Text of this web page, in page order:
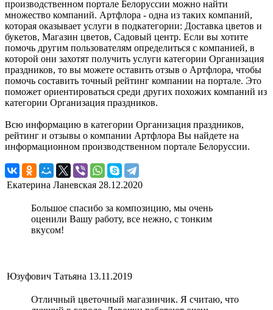
производственном портале Белоруссии можно найти
множество компаний. Артфлора - одна из таких компаний,
которая оказывает услуги в подкатегории: Доставка цветов и
букетов, Магазин цветов, Садовый центр. Если вы хотите
помочь другим пользователям определиться с компанией, в
которой они захотят получить услуги категории Организация
праздников, то вы можете оставить отзыв о Артфлора, чтобы
помочь составить точный рейтинг компании на портале. Это
поможет ориентироваться среди других похожих компаний из
категории Организация праздников.
Всю информацию в категории Организация праздников,
рейтинг и отзывы о компании Артфлора Вы найдете на
информационном производственном портале Белоруссии.
Екатерина Ланевская 28.12.2020
Большое спасибо за композицию, мы очень
оценили Вашу работу, все нежно, с тонким
вкусом!
Юзуфович Татьяна 13.11.2019
Отличный цветочный магазинчик. Я считаю, что